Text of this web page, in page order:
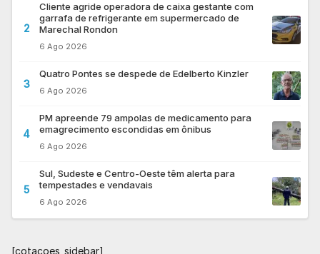
2
Cliente agride operadora de caixa gestante com
garrafa de refrigerante em supermercado de
Marechal Rondon
6 Ago 2026
3
Quatro Pontes se despede de Edelberto Kinzler
6 Ago 2026
4
PM apreende 79 ampolas de medicamento para
emagrecimento escondidas em ônibus
6 Ago 2026
5
Sul, Sudeste e Centro-Oeste têm alerta para
tempestades e vendavais
6 Ago 2026
[cotacoes_sidebar]